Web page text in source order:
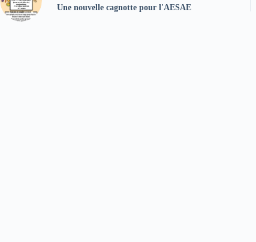
Une nouvelle cagnotte pour l'AESAE